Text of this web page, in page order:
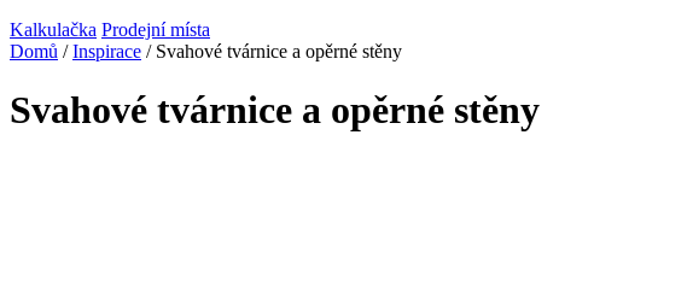
Kalkulačka Prodejní místa
Domů /Inspirace / Svahové tvárnice a opěrné stěny
Svahové tvárnice a opěrné stěny